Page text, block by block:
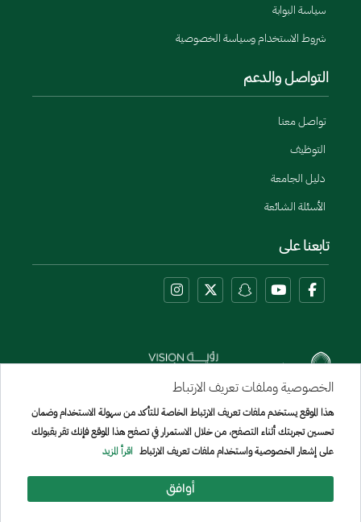
سياسة البوابة
شروط الاستخدام وسياسة الخصوصية
التواصل والدعم
تواصل معنا
التوظيف
دليل الجامعة
الأسئلة الشائعة
تابعنا على
Menu Copyright
خريطة الموقع
تم تطويره وصيانته بواسطة [الإدارة العامة لتقنيه المعلومات]
تاريخ آخر تعديل:02/07/2026
الخصوصية وملفات تعريف الارتباط
هذا الموقع يستخدم ملفات تعريف الارتباط الخاصة للتأكد من سهولة الاستخدام وضمان
تحسين تجربتك أثناء التصفح، من خلال الاستمرار في تصفح هذا الموقع فإنك تقر بقبولك
على إشعار الخصوصية واستخدام ملفات تعريف الارتباط اقرأ المزيد
أوافق